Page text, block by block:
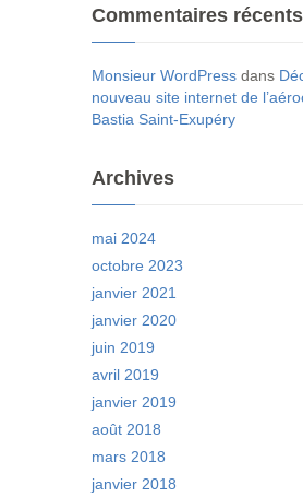
Commentaires récents
Monsieur WordPress dans
nouveau site internet de
Bastia Saint-Exupéry
Archives
mai 2024
octobre 2023
janvier 2021
janvier 2020
juin 2019
avril 2019
janvier 2019
août 2018
mars 2018
janvier 2018